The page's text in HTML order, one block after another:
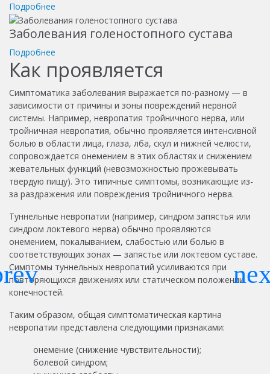
Подробнее
Заболевания голеностопного сустава
Подробнее
Как проявляется
Симптоматика заболевания выражается по-разному — в
зависимости от причины и зоны повреждений нервной
системы. Например, невропатия тройничного нерва, или
тройничная невропатия, обычно проявляется интенсивной
болью в области лица, глаза, лба, скул и нижней челюсти,
сопровождается онемением в этих областях и снижением
жевательных функций (невозможностью прожевывать
твердую пищу). Это типичные симптомы, возникающие из-
за раздражения или повреждения тройничного нерва.
Туннельные невропатии (например, синдром запястья или
синдром локтевого нерва) обычно проявляются
онемением, покалыванием, слабостью или болью в
соответствующих зонах — запястье или локтевом суставе.
Симптомы туннельных невропатий усиливаются при
повторяющихся движениях или статическом положении
конечностей.
Таким образом, общая симптоматическая картина
невропатии представлена следующими признаками:
онемение (снижение чувствительности);
болевой синдром;